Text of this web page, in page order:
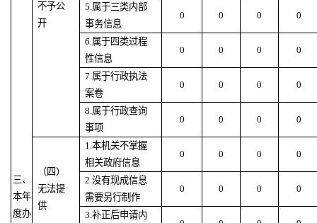
三、
本年
度办
不予公
开
5.属于三类内部
事务信息
0 0 0 0
6.属于四类过程
性信息
0 0 0 0
7.属于行政执法
案卷
0 0 0 0
8.属于行政查询
事项
0 0 0 0
（四）
无法提
供
1.本机关不掌握
相关政府信息
0 0 0 0
2.没有现成信息
需要另行制作
0 0 0 0
3.补正后申请内